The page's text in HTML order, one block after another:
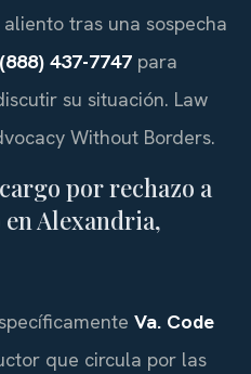
tras una sospecha
(888) 437-7747 para
su situación. Law
Without Borders.
por rechazo a
Alexandria,
Va. Code
que circula por las